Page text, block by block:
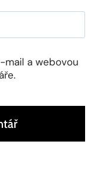
mail a webovou